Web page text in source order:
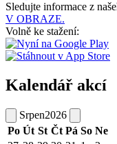
Sledujte informace z
V OBRAZE.
Volně ke stažení:
Kalendář akcí
Srpen2026
Po Út St Čt Pá So Ne